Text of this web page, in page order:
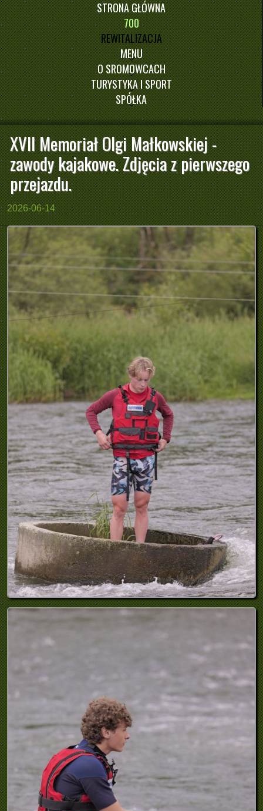
STRONA GŁÓWNA
700
REWITALIZACJA
MENU
O SROMOWCACH
TURYSTYKA I SPORT
SPÓŁKA
XVII Memoriał Olgi Małkowskiej -
zawody kajakowe. Zdjęcia z pierwszego
przejazdu.
2026-06-14